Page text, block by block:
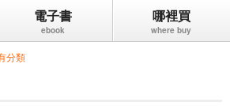
電子書 哪裡買
分類